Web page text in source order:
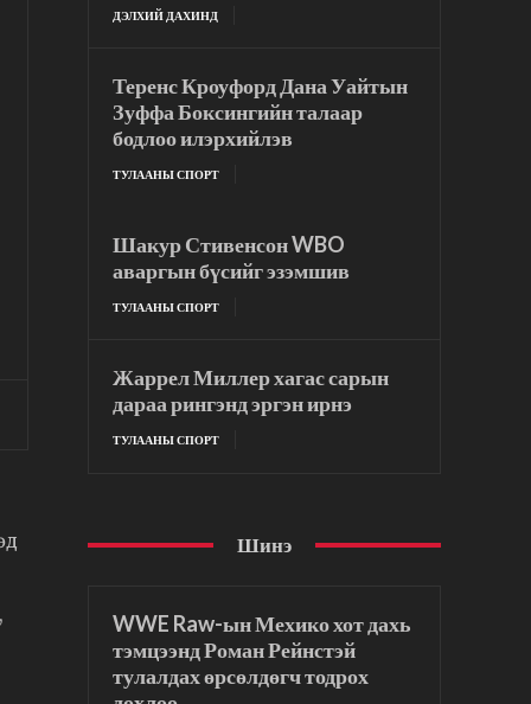
ДЭЛХИЙ ДАХИНД
Теренс Кроуфорд Дана Уайтын
Зуффа Боксингийн талаар
бодлоо илэрхийлэв
ТУЛААНЫ СПОРТ
Шакур Стивенсон WBO
аваргын бүсийг эзэмшив
ТУЛААНЫ СПОРТ
Жаррел Миллер хагас сарын
дараа рингэнд эргэн ирнэ
ТУЛААНЫ СПОРТ
Шинэ
WWE Raw-ын Мехико хот дахь
тэмцээнд Роман Рейнстэй
тулалдах өрсөлдөгч тодрох